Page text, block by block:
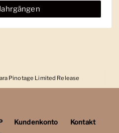
Pinotage Limited Release
Kundenkonto
Kontakt